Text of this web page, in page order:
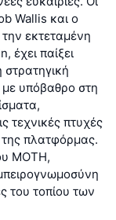
Wallis και ο
εκτεταμένη
έχει παίξει
υπόβαθρο στη
τεχνικές πτυχές
της πλατφόρμας.
MOTH,
του τοπίου των